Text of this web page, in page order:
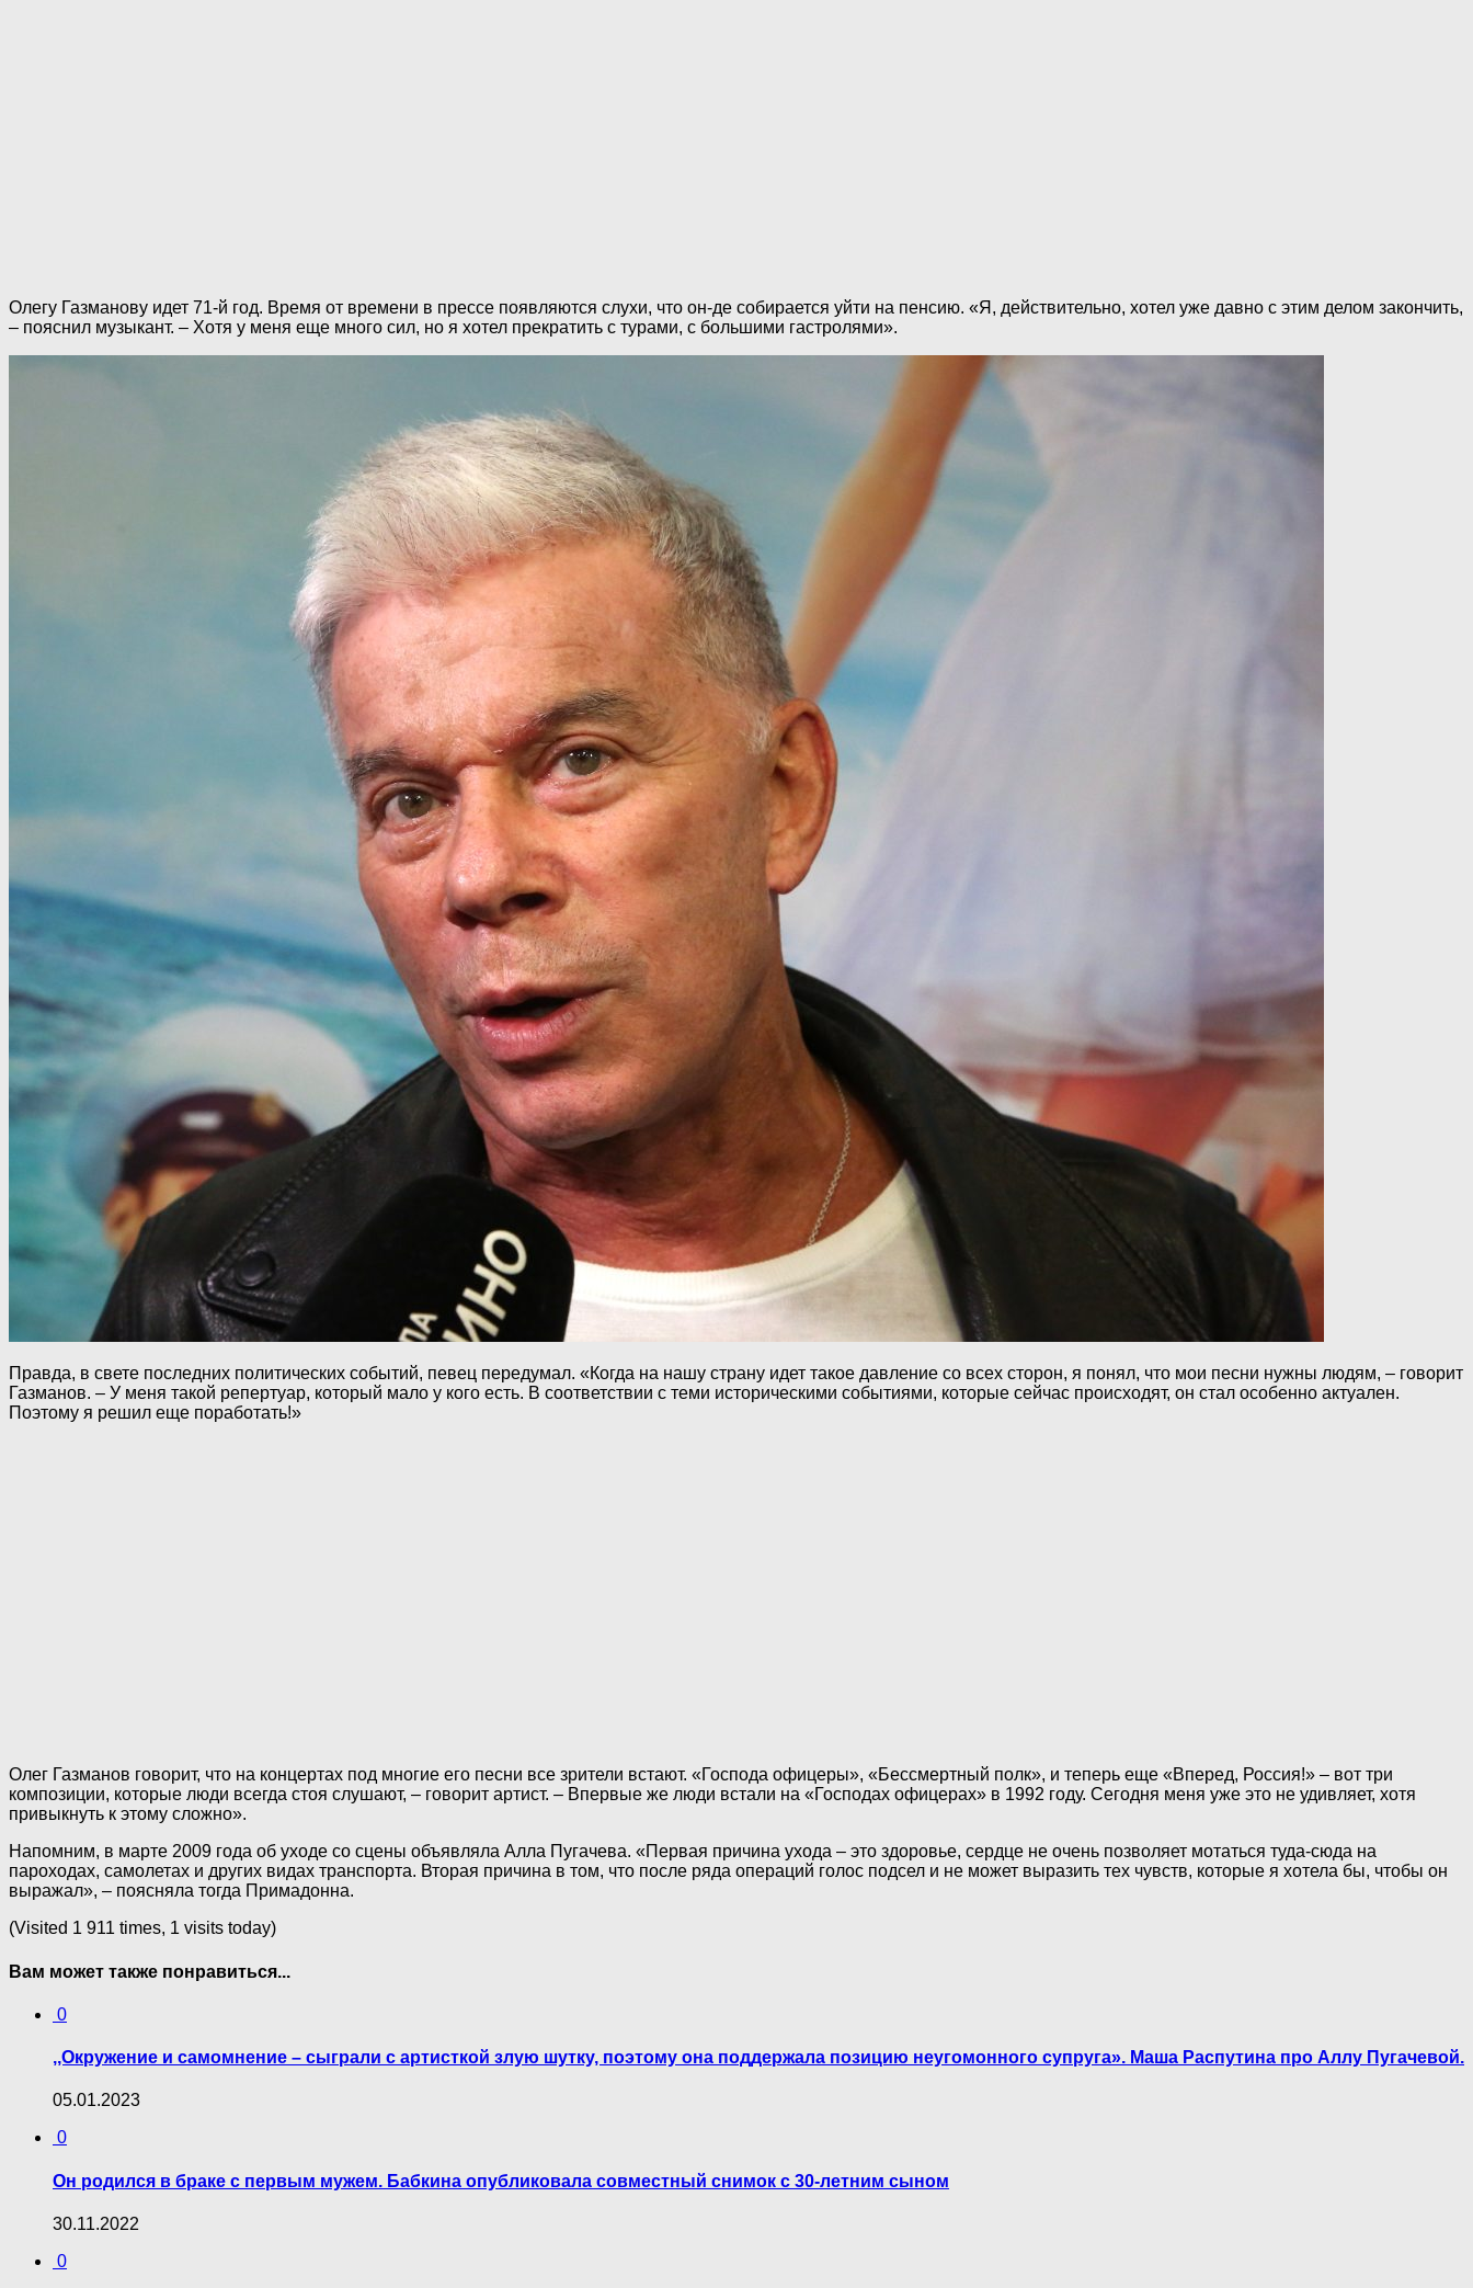
Олегу Газманову идет 71-й год. Время от времени в прессе появляются слухи, что он-де собирается уйти на пенсию. «Я, действительно, хотел уже давно с этим делом закончить,
– пояснил музыкант. – Хотя у меня еще много сил, но я хотел прекратить с турами, с большими гастролями».
Правда, в свете последних политических событий, певец передумал. «Когда на нашу страну идет такое давление со всех сторон, я понял, что мои песни нужны людям, – говорит
Газманов. – У меня такой репертуар, который мало у кого есть. В соответствии с теми историческими событиями, которые сейчас происходят, он стал особенно актуален.
Поэтому я решил еще поработать!»
Олег Газманов говорит, что на концертах под многие его песни все зрители встают. «Господа офицеры», «Бессмертный полк», и теперь еще «Вперед, Россия!» – вот три
композиции, которые люди всегда стоя слушают, – говорит артист. – Впервые же люди встали на «Господах офицерах» в 1992 году. Сегодня меня уже это не удивляет, хотя
привыкнуть к этому сложно».
Напомним, в марте 2009 года об уходе со сцены объявляла Алла Пугачева. «Первая причина ухода – это здоровье, сердце не очень позволяет мотаться туда-сюда на
пароходах, самолетах и других видах транспорта. Вторая причина в том, что после ряда операций голос подсел и не может выразить тех чувств, которые я хотела бы, чтобы он
выражал», – поясняла тогда Примадонна.
(Visited 1 911 times, 1 visits today)
Вам может также понравиться...
0
,,Окружение и самомнение – сыграли с артисткой злую шутку, поэтому она поддержала позицию неугомонного супруга». Маша Распутина про Аллу Пугачевой.
05.01.2023
0
Он родился в браке с первым мужем. Бабкина опубликовала совместный снимок с 30-летним сыном
30.11.2022
0